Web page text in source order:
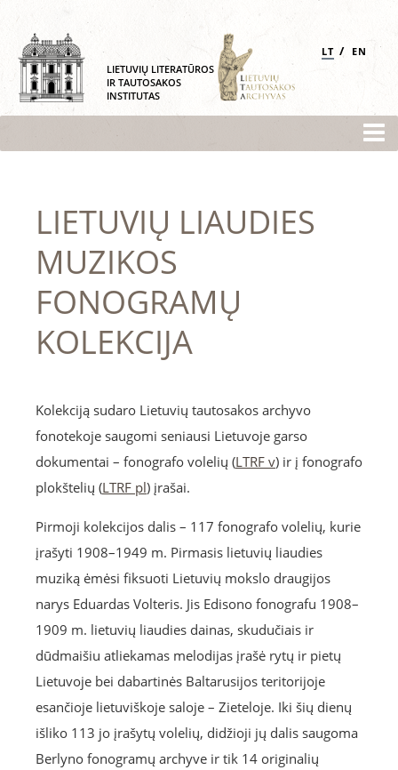
LIETUVIŲ LITERATŪROS
IR TAUTOSAKOS
INSTITUTAS
LT / EN
LIETUVIŲ LIAUDIES
MUZIKOS
FONOGRAMŲ
KOLEKCIJA
Kolekciją sudaro Lietuvių tautosakos archyvo
fonotekoje saugomi seniausi Lietuvoje garso
dokumentai – fonografo volelių (LTRF v) ir į fonografo
plokštelių (LTRF pl) įrašai.
Pirmoji kolekcijos dalis – 117 fonografo volelių, kurie
įrašyti 1908–1949 m. Pirmasis lietuvių liaudies
muziką ėmėsi fiksuoti Lietuvių mokslo draugijos
narys Eduardas Volteris. Jis Edisono fonografu 1908–
1909 m. lietuvių liaudies dainas, skudučiais ir
dūdmaišiu atliekamas melodijas įrašė rytų ir pietų
Lietuvoje bei dabartinės Baltarusijos teritorijoje
esančioje lietuviškoje saloje – Zieteloje. Iki šių dienų
išliko 113 jo įrašytų volelių, didžioji jų dalis saugoma
Berlyno fonogramų archyve ir tik 14 originalių